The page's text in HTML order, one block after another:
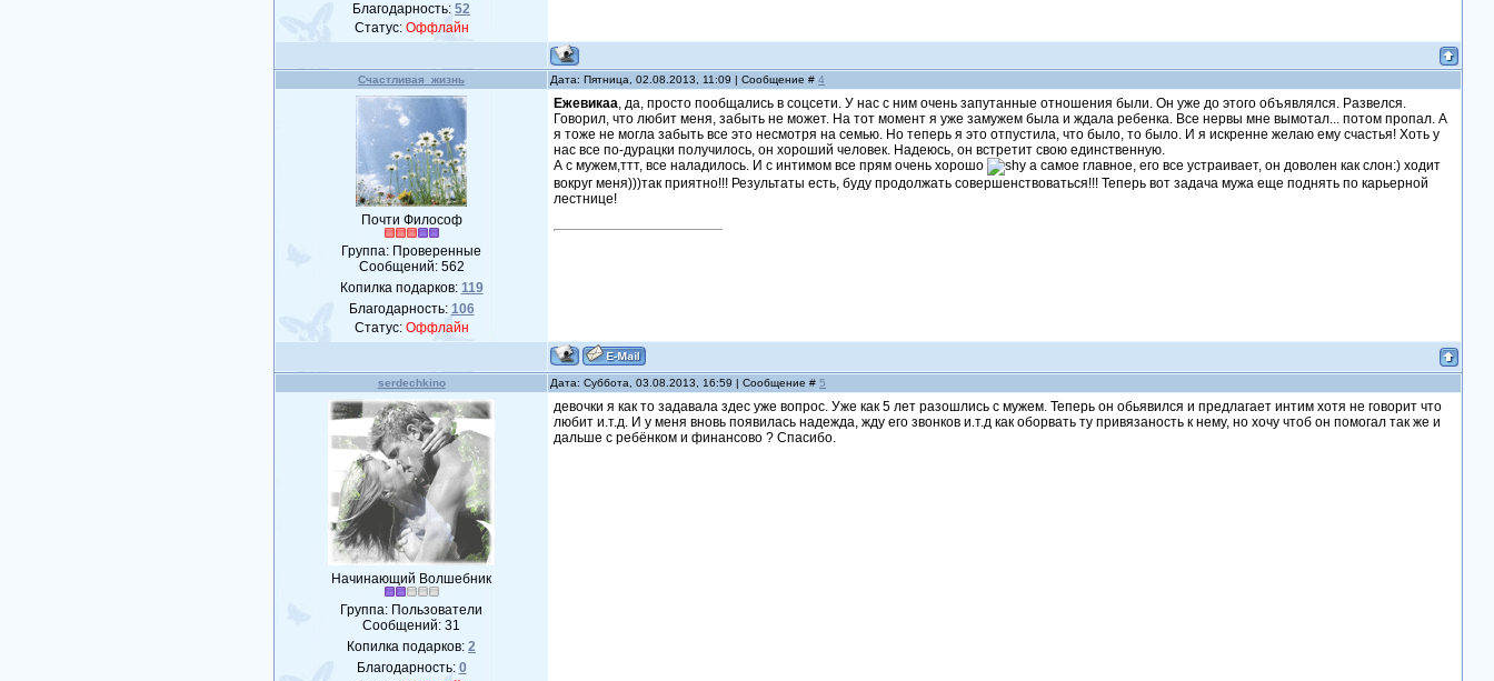
Благодарность:52
Статус: Оффлайн
Счастливая_жизнь Дата: Пятница, 02.08.2013, 11:09 | Сообщение #4
Почти Философ
Группа: Проверенные
Сообщений: 562
Копилка подарков: 119
Благодарность: 106
Статус: Оффлайн
Ежевикаа, да, просто пообщались в соцсети. У нас с ним очень запутанные отношения были. Он уже до этого объявлялся. Развелся.
Говорил, что любит меня, забыть не может. На тот момент я уже замужем была и ждала ребенка. Все нервы мне вымотал... потом пропал. А
я тоже не могла забыть все это несмотря на семью. Но теперь я это отпустила, что было, то было. И я искренне желаю ему счастья! Хоть у
нас все по-дурацки получилось, он хороший человек. Надеюсь, он встретит свою единственную.
А с мужем,ттт, все наладилось. И с интимом все прям очень хорошо
а самое главное, его все устраивает, он доволен как слон:) ходит
вокруг меня)))так приятно!!! Результаты есть, буду продолжать совершенствоваться!!! Теперь вот задача мужа еще поднять по карьерной
лестнице!
serdechkino Дата: Суббота, 03.08.2013, 16:59 | Сообщение #5
Начинающий Волшебник
Группа: Пользователи
Сообщений:31
Копилка подарков:2
Благодарность: 0
девочки я как то задавала здес уже вопрос. Уже как 5 лет разошлись с мужем. Теперь он обьявился и предлагает интим хотя не говорит что
любит и.т.д. И у меня вновь появилась надежда, жду его звонков и.т.д как оборвать ту привязаность к нему, но хочу чтоб он помогал так же и
дальше с ребёнком и финансово ? Спасибо.